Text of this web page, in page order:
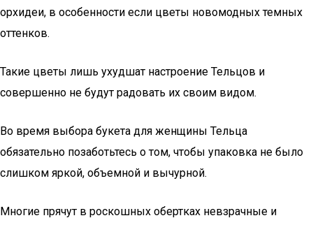
орхидеи, в особенности если цветы новомодных темных
оттенков.
Такие цветы лишь ухудшат настроение Тельцов и
совершенно не будут радовать их своим видом.
Во время выбора букета для женщины Тельца
обязательно позаботьтесь о том, чтобы упаковка не было
слишком яркой, объемной и вычурной.
Многие прячут в роскошных обертках невзрачные и